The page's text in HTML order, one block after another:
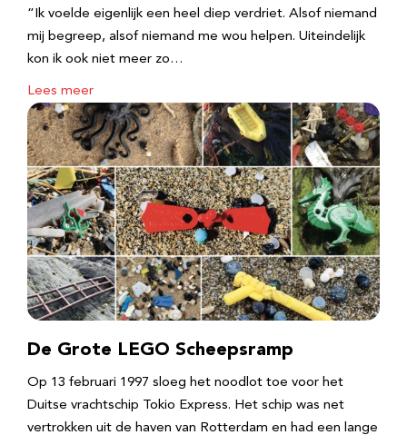
“Ik voelde eigenlijk een heel diep verdriet. Alsof niemand
mij begreep, alsof niemand me wou helpen. Uiteindelijk
kon ik ook niet meer zo…
Lees meer
De Grote LEGO Scheepsramp
Op 13 februari 1997 sloeg het noodlot toe voor het
Duitse vrachtschip Tokio Express. Het schip was net
vertrokken uit de haven van Rotterdam en had een lange